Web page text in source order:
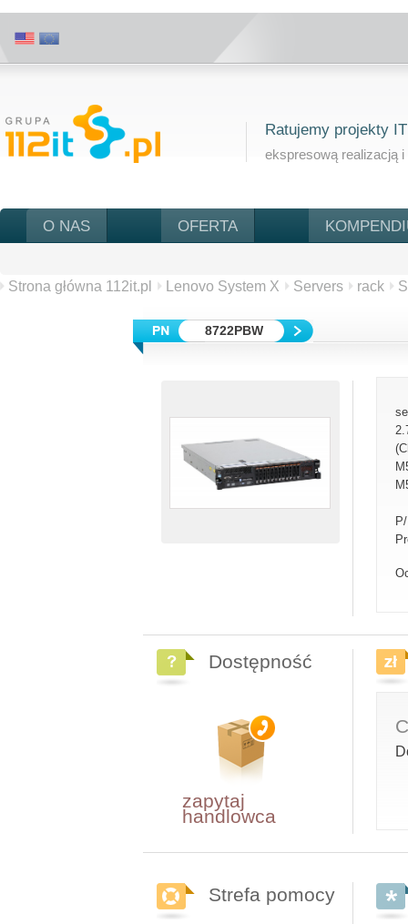
Ratujemy projekty IT
ekspresową realizacją i
O NAS OFERTA
Strona główna 112it.pl Lenovo System X Servers rack
8722PBW
Dostępność
zapytaj
handlowca
Strefa pomocy